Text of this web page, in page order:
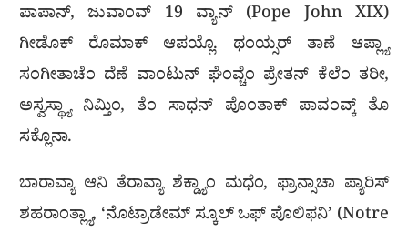
ಪಾಪಾನ್, ಜುವಾಂವ್ 19 ವ್ಯಾನ್ (Pope John XIX)
ಗೀಡೊಕ್ ರೊಮಾಕ್ ಆಪಯ್ಲೊ. ಥಂಯ್ಸರ್ ತಾಣೆ ಆಪ್ಲ್ಯಾ
ಸಂಗೀತಾಚೆಂ ದೆಣೆ ವಾಂಟುನ್ ಘೆಂವ್ಚೆಂ ಪ್ರೇತನ್ ಕೆಲೆಂ ತರೀ,
ಅಸ್ವಸ್ಥ್ಯಾ ನಿಮ್ತಿಂ, ತೆಂ ಸಾಧನ್ ಪೊಂತಾಕ್ ಪಾವಂವ್ಕ್ ತೊ
ಸಕ್ಲೊನಾ.
ಬಾರಾವ್ಯಾ ಆನಿ ತೆರಾವ್ಯಾ ಶೆಕ್ಡ್ಯಾಂ ಮಧೆಂ, ಫ್ರಾನ್ಸಾಚಾ ಪ್ಯಾರಿಸ್
ಶಹರಾಂತ್ಲ್ಯಾ, ‘ನೊಟ್ರಾಡೇಮ್ ಸ್ಕೂಲ್ ಒಫ್ ಪೊಲಿಫನಿ’ (Notre